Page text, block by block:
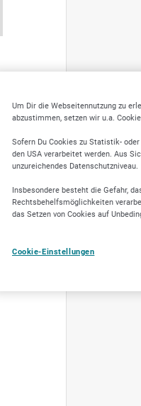
www.kleintierpraxis-neckargarten.de/
Um Dir die Webseitennutzung zu
abzustimmen, setzen wir u.a.
Sofern Du Cookies zu Statistik-
den USA verarbeitet werden. Aus
unzureichendes Datenschutzniveau.
Insbesondere besteht die Gefahr,
Rechtsbehelfsmöglichkeiten
das Setzen von Cookies auf
Cookie-Einstellungen